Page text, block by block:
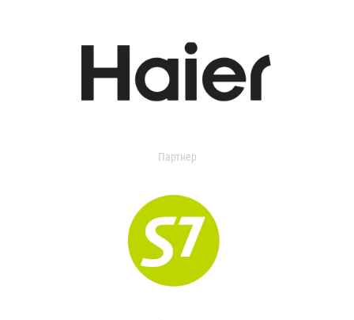
Партнер